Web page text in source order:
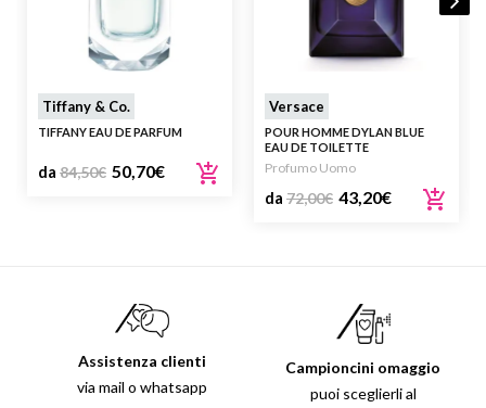
Tiffany & Co.
TIFFANY EAU DE PARFUM
da 84,50€ 50,70€
Versace
POUR HOMME DYLAN BLUE
EAU DE TOILETTE
Profumo Uomo
da 72,00€ 43,20€
Assistenza clienti
via mail o whatsapp
Campioncini omaggio
puoi sceglierli al